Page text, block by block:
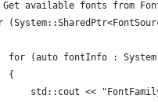
available fonts from
for (auto fontInfo :
{
std::cout <<